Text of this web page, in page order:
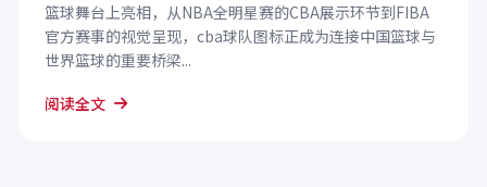
篮球舞台上亮相，从NBA全明星赛的CBA展示环节到FIBA
官方赛事的视觉呈现，cba球队图标正成为连接中国篮球与
世界篮球的重要桥梁...
阅读全文